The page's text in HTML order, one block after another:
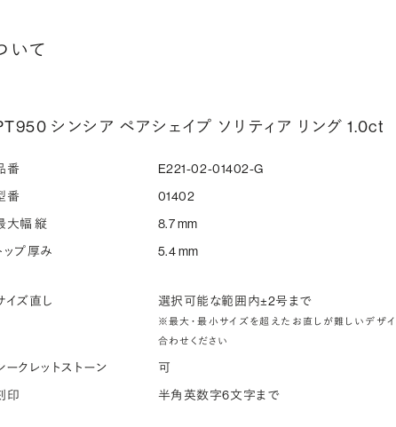
いて
シンシア ペアシェイプ ソリティア リング 1.0ct
番
E221-02-01402-G
番
01402
大幅 縦
8.7 mm
ップ厚み
5.4 mm
イズ直し 選択可能な範囲内±2号まで
※最大・最小サイズを超えたお直しが難しいデザ
合わせください
ークレットストーン
可
印
半角英数字6文字まで